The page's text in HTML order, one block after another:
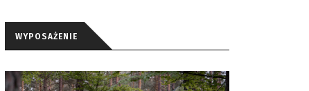
WYPOSAŻENIE